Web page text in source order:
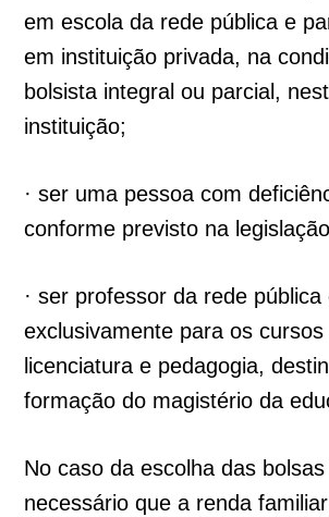
em escola da rede pública e
em instituição privada, na
bolsista integral ou parcial,
instituição;
· ser uma pessoa com
conforme previsto na
· ser professor da rede pública
exclusivamente para os cursos
licenciatura e pedagogia,
formação do magistério da
No caso da escolha das
necessário que a renda